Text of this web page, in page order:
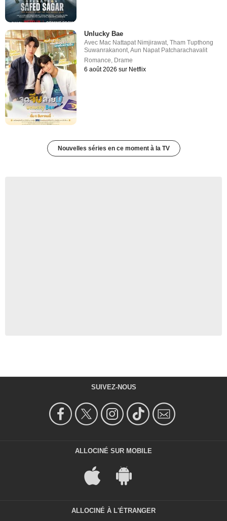
Unlucky Bae
Avec Mac Nattapat Nimjirawat ,Tham Tupthong
Suwanrakanont ,Aun Napat Patcharachavalit
Romance Drame
6 août 2026 sur Netflix
Nouvelles séries en ce moment à la TV
SUIVEZ-NOUS
ALLOCINÉ SUR MOBILE
ALLOCINÉ À L'ÉTRANGER